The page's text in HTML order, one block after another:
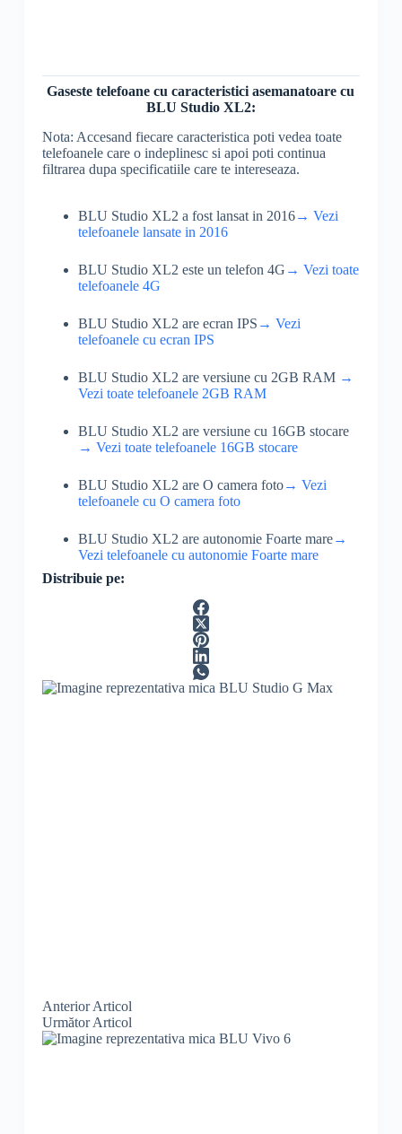
Gaseste telefoane cu caracteristici asemanatoare cu
BLU Studio XL2:
Nota: Accesand fiecare caracteristica poti vedea toate
telefoanele care o indeplinesc si apoi poti continua
filtrarea dupa specificatiile care te intereseaza.
BLU Studio XL2 a fost lansat in 2016→ Vezi
telefoanele lansate in 2016
BLU Studio XL2 este un telefon 4G → Vezi toate
telefoanele 4G
BLU Studio XL2 are ecran IPS → Vezi
telefoanele cu ecran IPS
BLU Studio XL2 are versiune cu 2GB RAM →
Vezi toate telefoanele 2GB RAM
BLU Studio XL2 are versiune cu 16GB stocare
→ Vezi toate telefoanele 16GB stocare
BLU Studio XL2 are O camera foto→ Vezi
telefoanele cu O camera foto
BLU Studio XL2 are autonomie Foarte mare→
Vezi telefoanele cu autonomie Foarte mare
Distribuie pe:
AnteriorArticol
UrmătorArticol